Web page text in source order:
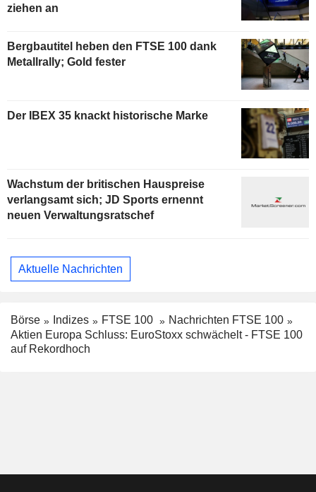
ziehen an
Bergbautitel heben den FTSE 100 dank
Metallrally; Gold fester
Der IBEX 35 knackt historische Marke
Wachstum der britischen Hauspreise
verlangsamt sich; JD Sports ernennt
neuen Verwaltungsratschef
Aktuelle Nachrichten
Börse Indizes FTSE 100
Nachrichten FTSE 100
Aktien Europa Schluss: EuroStoxx schwächelt - FTSE 100
auf Rekordhoch